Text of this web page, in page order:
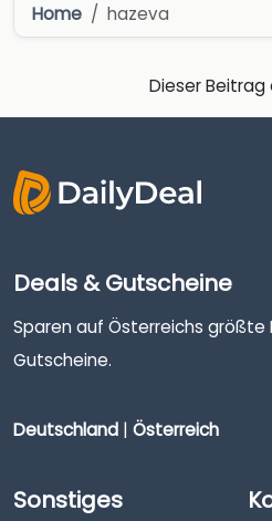
Home hazeva
Dieser Beitrag
Deals & Gutscheine
Sparen auf Österreichs
Gutscheine.
Deutschland | Österreich
Sonstiges